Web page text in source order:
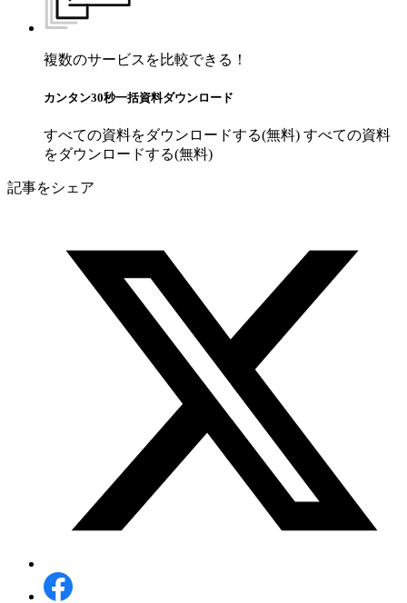
複数のサービスを比較できる！
カンタン30秒一括資料ダウンロード
すべての資料をダウンロードする(無料) すべての資料
をダウンロードする(無料)
記事をシェア